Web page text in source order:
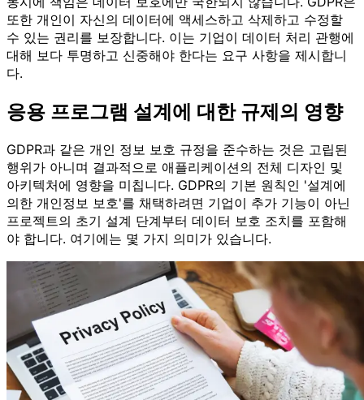
또한 개인이 자신의 데이터에 액세스하고 삭제하고 수정할
수 있는 권리를 보장합니다. 이는 기업이 데이터 처리 관행에
대해 보다 투명하고 신중해야 한다는 요구 사항을 제시합니
다.
응용 프로그램 설계에 대한 규제의 영향
GDPR과 같은 개인 정보 보호 규정을 준수하는 것은 고립된
행위가 아니며 결과적으로 애플리케이션의 전체 디자인 및
아키텍처에 영향을 미칩니다. GDPR의 기본 원칙인 '설계에
의한 개인정보 보호'를 채택하려면 기업이 추가 기능이 아닌
프로젝트의 초기 설계 단계부터 데이터 보호 조치를 포함해
야 합니다. 여기에는 몇 가지 의미가 있습니다.